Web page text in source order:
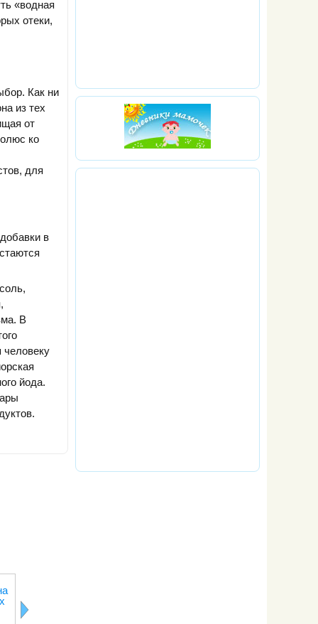
«водная
отеки,
Как ни
из тех
от
ко
для
в
В
человеку
йода.
праздничному